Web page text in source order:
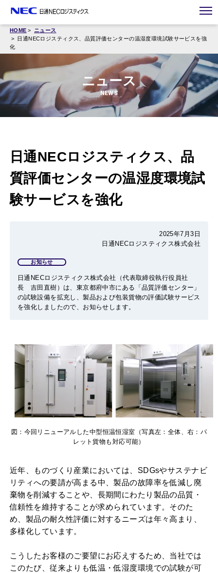
HOME
ニュース
日通NECロジスティクス、品質評価センターの温湿度環境試験サービスを強
化
ニュース
NEWS
日通NECロジスティクス、品
質評価センターの温湿度環境試
験サービスを強化
お知らせ
2025年7月3日
日通NECロジスティクス株式会社
日通NECロジスティクス株式会社（代表取締役執行役員社
長 吉田直樹）は、東京都府中市にある「品質評価センター」
の試験設備を拡充し、製品および包装貨物の評価試験サービス
を強化しましたので、お知らせします。
図：今回リニューアルした中型恒温恒湿室（写真左：全体、右：パ
レット貨物も対応可能）
近年、ものづくり産業においては、SDGsやサステナビ
リティへの要請が高まる中、製品の故障率を低減し廃
棄物を削減することや、長期間にわたり製品の品質・
信頼性を維持することが求められています。そのた
め、製品の耐久性評価に対するニーズは年々高まり、
多様化しています。
こうしたお客様のご要望にお応えするため、当社では
このたび、従来よりも低温・低湿度環境での試験が可